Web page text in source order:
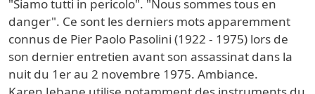
"Siamo tutti in pericolo". "Nous sommes tous en
danger". Ce sont les derniers mots apparemment
connus de Pier Paolo Pasolini (1922 - 1975) lors de
son dernier entretien avant son assassinat dans la
nuit du 1er au 2 novembre 1975. Ambiance.